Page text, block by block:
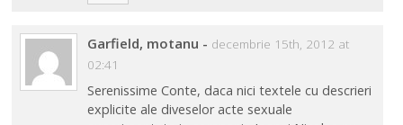
Garfield, motanu - decembrie 15th, 2012 at
02:41
Serenissime Conte, daca nici textele cu descrieri
explicite ale diveselor acte sexuale